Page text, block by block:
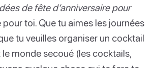
de fête d’anniversaire pour
toi. Que tu aimes les journées
tu veuilles organiser un cocktail
monde secoué (les cocktails,